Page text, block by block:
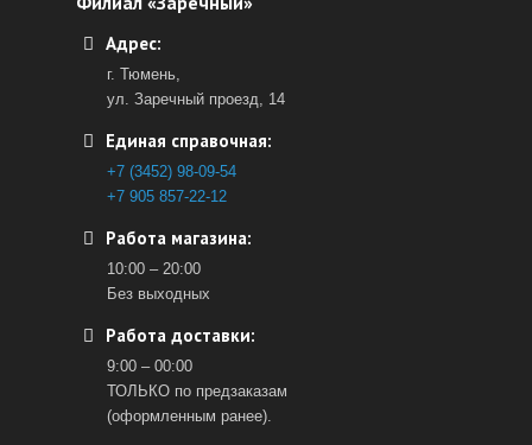
Адрес:
г. Тюмень,
ул. Заречный проезд, 14
Единая справочная:
+7 (3452) 98-09-54
+7 905 857-22-12
Работа магазина:
10:00 – 20:00
Без выходных
Работа доставки:
9:00 – 00:00
ТОЛЬКО по предзаказам
(оформленным ранее).